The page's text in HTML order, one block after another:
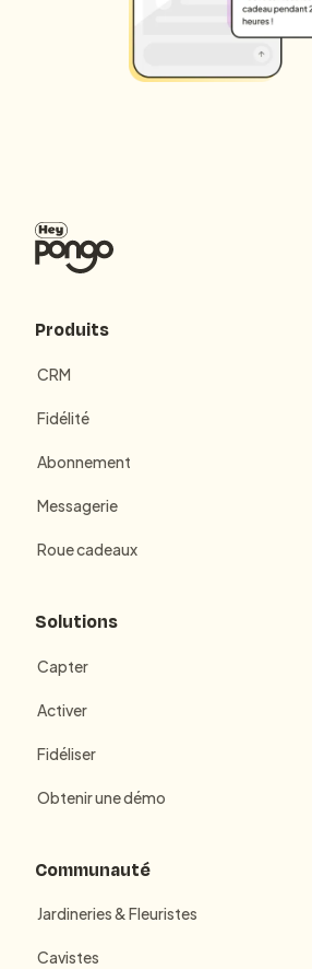
Produits
CRM
Fidélité
Abonnement
Messagerie
Roue cadeaux
Solutions
Capter
Activer
Fidéliser
Obtenir une démo
Communauté
Jardineries & Fleuristes
Cavistes